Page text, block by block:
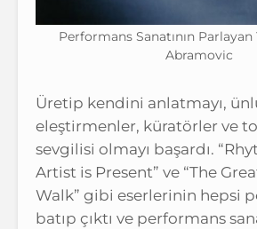
Performans Sanatının Parlayan
Abramovic
Üretip kendini anlatmayı,
eleştirmenler, küratörler ve
sevgilisi olmayı başardı.
Artist is Present” ve “The
Walk” gibi eserlerinin hepsi
batıp çıktı ve performans